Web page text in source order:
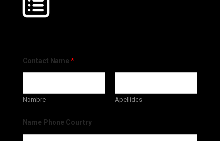
Contact Name *
Nombre Apellidos
Name Phone Country